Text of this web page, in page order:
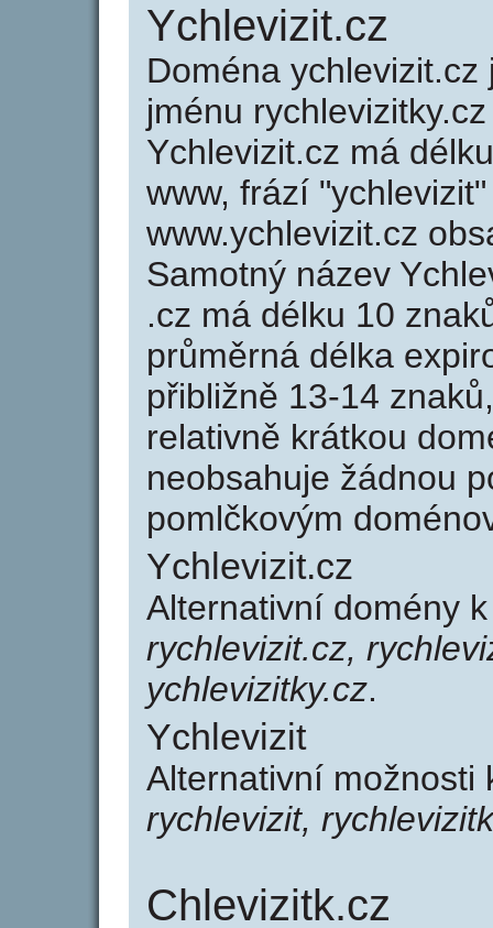
Ychlevizit.cz
Doména
jménu
Ychlevizit.cz má
www, frází
www.ychlevizit.cz
Samotný název
.cz má délku 10
průměrná délka
přibližně 13-14
relativně krátkou
neobsahuje žádnou
pomlčkovým
Ychlevizit.cz
Alternativní domény
rychlevizit.cz,
ychlevizitky.cz.
Ychlevizit
Alternativní možnosti
rychlevizit,
Chlevizitk.cz